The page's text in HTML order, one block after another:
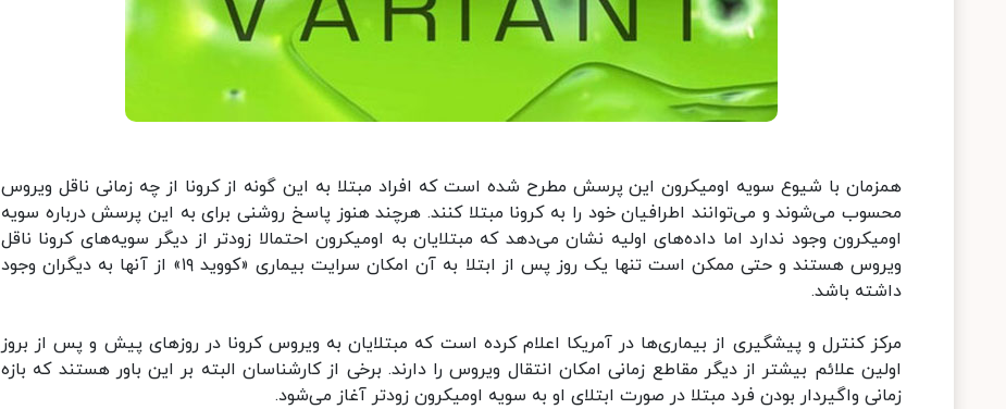
همزمان با شیوع سویه اومیکرون این پرسش مطرح شده است که افراد مبتلا به این گونه از کرونا از چه زمانی ناقل ویروس
محسوب می‌شوند و می‌توانند اطرافیان خود را به کرونا مبتلا کنند. هرچند هنوز پاسخ روشنی برای به این پرسش درباره سویه
اومیکرون وجود ندارد اما داده‌های اولیه نشان می‌دهد که مبتلایان به اومیکرون احتمالا زودتر از دیگر سویه‌های کرونا ناقل
ویروس هستند و حتی ممکن است تنها یک روز پس از ابتلا به آن امکان سرایت بیماری «کووید ۱۹» از آنها به دیگران وجود
داشته باشد.
مرکز کنترل و پیشگیری از بیماری‌ها در آمریکا اعلام کرده است که مبتلایان به ویروس کرونا در روزهای پیش و پس از بروز
اولین علائم بیشتر از دیگر مقاطع زمانی امکان انتقال ویروس را دارند. برخی از کارشناسان البته بر این باور هستند که بازه
زمانی واگیردار بودن فرد مبتلا در صورت ابتلای او به سویه اومیکرون زودتر آغاز می‌شود.